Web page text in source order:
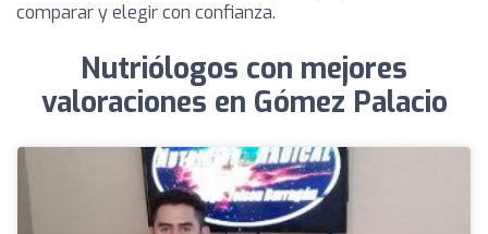
comparar y elegir con confianza.
Nutriólogos con mejores
valoraciones en Gómez Palacio